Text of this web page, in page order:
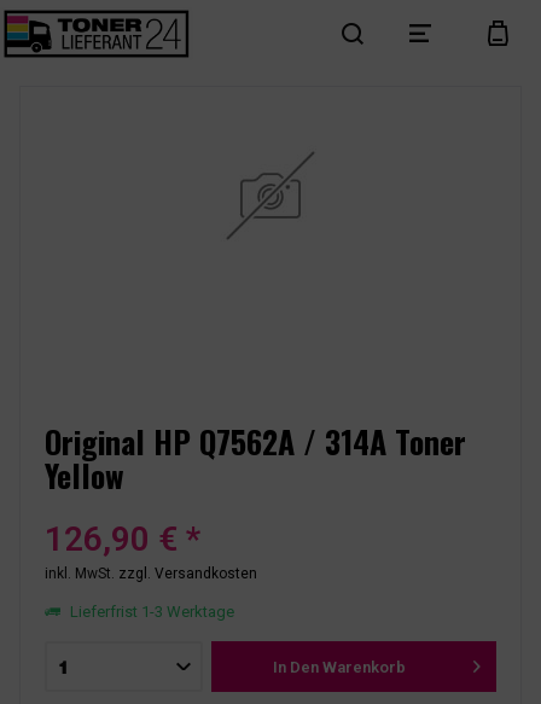
search menu cart
Original HP Q7562A / 314A Toner
Yellow
126,90 € *
inkl. MwSt. zzgl. Versandkosten
Lieferfrist 1-3 Werktage
In Den Warenkorb